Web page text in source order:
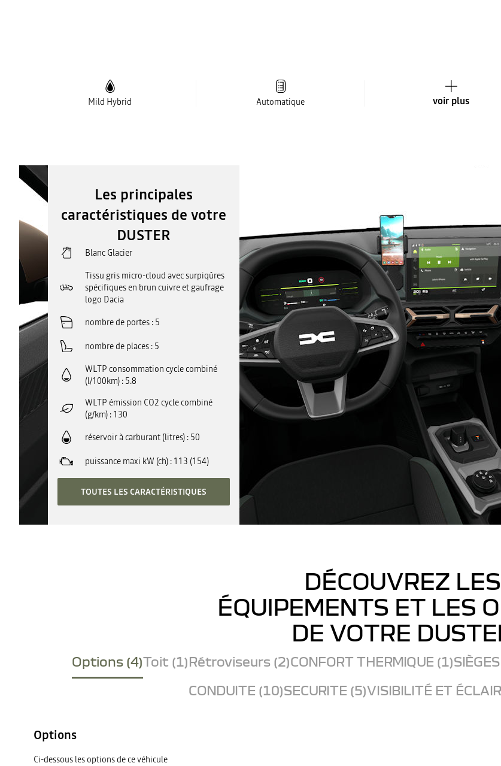
Mild Hybrid Automatique voir plus
Les principales
caractéristiques de votre
DUSTER
Blanc Glacier
Tissu gris micro-cloud avec surpiqûres
spécifiques en brun cuivre et gaufrage
logo Dacia
nombre de portes 5
nombre de places 5
WLTP consommation cycle combiné
(l/100km) 5.8
WLTP émission CO2 cycle combiné
(g/km) 130
réservoir à carburant (litres) 50
puissance maxi kW (ch) 113 (154)
TOUTES LES CARACTÉRISTIQUES
DÉCOUVREZ LES
ÉQUIPEMENTS ET LES
DE VOTRE
Options (4)Toit (1)Rétroviseurs (2)CONFORT THERMIQUE (1)
CONDUITE (10)SECURITE (5)VISIBILITÉ ET
Options
Ci-dessous les options de ce véhicule